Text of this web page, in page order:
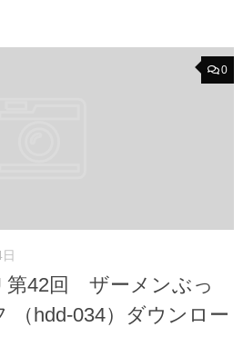
0
第42回 ザーメンぶっ
（hdd-034）ダウンロー